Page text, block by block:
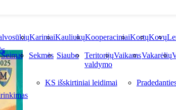
KariniaiKauliukųKooperaciniaiKortųKovų
Šeimai Sekmės Siaubo
Teritorijų
valdymo
VaikamsVakarėlių
KS išskirtiniai leidimai